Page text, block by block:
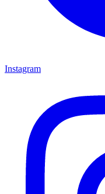
Instagram